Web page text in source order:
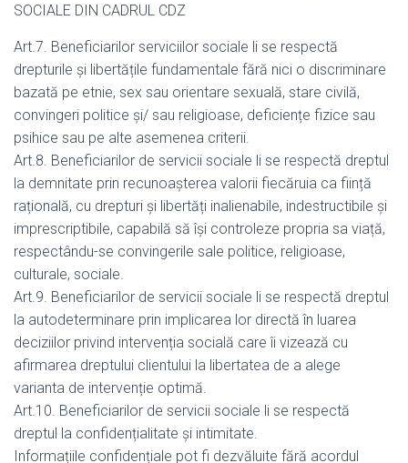
SOCIALE DIN CADRUL CDZ
Art.7. Beneficiarilor serviciilor sociale li se respectă
drepturile și libertățile fundamentale fără nici o discriminare
bazată pe etnie, sex sau orientare sexuală, stare civilă,
convingeri politice și/ sau religioase, deficiențe fizice sau
psihice sau pe alte asemenea criterii.
Art.8. Beneficiarilor de servicii sociale li se respectă dreptul
la demnitate prin recunoașterea valorii fiecăruia ca ființă
rațională, cu drepturi și libertăți inalienabile, indestructibile și
imprescriptibile, capabilă să își controleze propria sa viață,
respectându-se convingerile sale politice, religioase,
culturale, sociale.
Art.9. Beneficiarilor de servicii sociale li se respectă dreptul
la autodeterminare prin implicarea lor directă în luarea
deciziilor privind intervenția socială care îi vizează cu
afirmarea dreptului clientului la libertatea de a alege
varianta de intervenție optimă.
Art.10. Beneficiarilor de servicii sociale li se respectă
dreptul la confidențialitate și intimitate.
Informațiile confidențiale pot fi dezvăluite fără acordul